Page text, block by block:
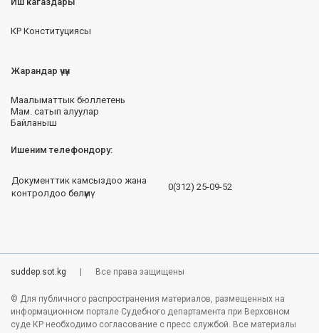
КР Конституциясы
Жарандар үчүн
Маалыматтык бюллетень
Мам. сатып алуулар
Байланыш
Ишеним телефондору:
Документтик камсыздоо жана
контролдоо бөлүмү
0(312) 25-09-52
Статистика посещений:Сегодня - 734 | За месяц - 16702 | За год - 163038
suddep.sot.kg Все права защищены